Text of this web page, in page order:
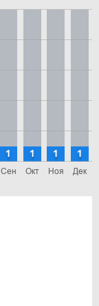
Сен
1
Окт
1
Ноя
1
Дек
1